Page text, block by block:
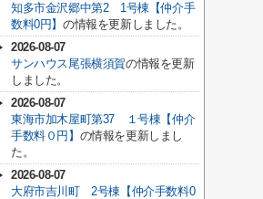
知多市金沢郷中第2 1号棟【仲介手
数料0円】の情報を更新しました。
2026-08-07
サンハウス尾張横須賀の情報を更新
しました。
2026-08-07
東海市加木屋町第37 １号棟【仲介
手数料０円】 の情報を更新しまし
た。
2026-08-07
大府市吉川町 2号棟【仲介手数料0